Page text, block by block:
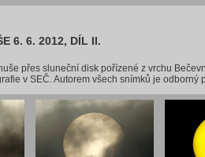
6. 6. 2012, DÍL II.
přes sluneční disk pořízené z vrchu
v SEČ. Autorem všech snímků je odborný